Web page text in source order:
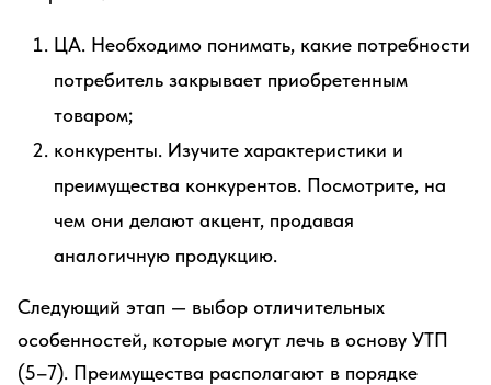
ЦА. Необходимо понимать, какие потребности
потребитель закрывает приобретенным
товаром;
конкуренты. Изучите характеристики и
преимущества конкурентов. Посмотрите, на
чем они делают акцент, продавая
аналогичную продукцию.
Следующий этап — выбор отличительных
особенностей, которые могут лечь в основу УТП
(5–7). Преимущества располагают в порядке